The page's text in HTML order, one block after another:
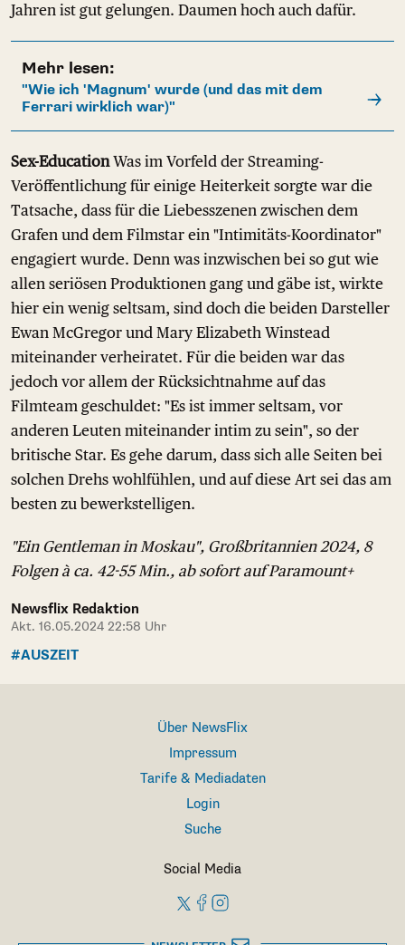
Jahren ist gut gelungen. Daumen hoch auch dafür.
Mehr lesen:
"Wie ich 'Magnum' wurde (und das mit dem
Ferrari wirklich war)"
Sex-EducationWas im Vorfeld der Streaming-
Veröffentlichung für einige Heiterkeit sorgte war die
Tatsache, dass für die Liebesszenen zwischen dem
Grafen und dem Filmstar ein "Intimitäts-Koordinator"
engagiert wurde. Denn was inzwischen bei so gut wie
allen seriösen Produktionen gang und gäbe ist, wirkte
hier ein wenig seltsam, sind doch die beiden Darsteller
Ewan McGregor und Mary Elizabeth Winstead
miteinander verheiratet. Für die beiden war das
jedoch vor allem der Rücksichtnahme auf das
Filmteam geschuldet: "Es ist immer seltsam, vor
anderen Leuten miteinander intim zu sein", so der
britische Star. Es gehe darum, dass sich alle Seiten bei
solchen Drehs wohlfühlen, und auf diese Art sei das am
besten zu bewerkstelligen.
"Ein Gentleman in Moskau", Großbritannien 2024, 8
Folgen à ca. 42-55 Min., ab sofort auf Paramount+
Newsflix Redaktion
Akt. 16.05.2024 22:58 Uhr
#AUSZEIT
Über NewsFlix
Impressum
Tarife & Mediadaten
Login
Suche
Social Media